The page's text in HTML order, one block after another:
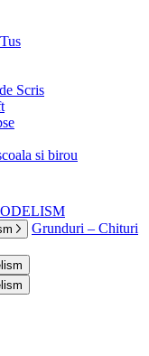
Scris
si birou
Grunduri – Chituri